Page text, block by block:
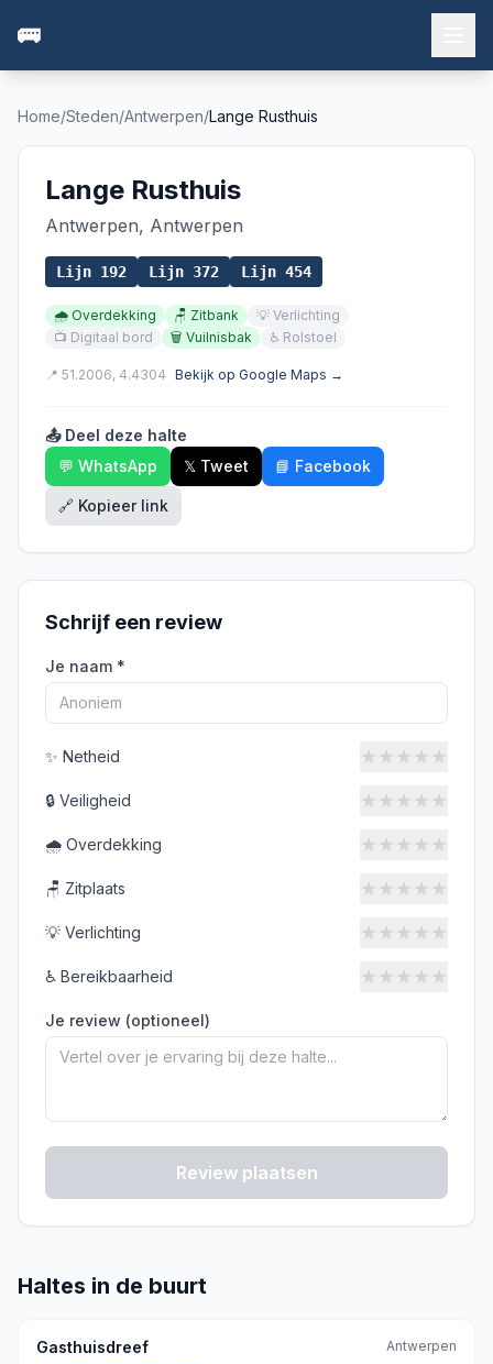
🚌
Home/Steden/Antwerpen/Lange Rusthuis
Lange Rusthuis
Antwerpen, Antwerpen
Lijn 192 Lijn 372 Lijn 454
🌧️ Overdekking 🪑 Zitbank 💡 Verlichting
📺 Digitaal bord 🗑️ Vuilnisbak ♿ Rolstoel
📍 51.2006, 4.4304 Bekijk op Google Maps →
📤 Deel deze halte
💬 WhatsApp
𝕏 Tweet 📘 Facebook
🔗 Kopieer link
Schrijf een review
Je naam *
✨ Netheid ★★★★★
🔒 Veiligheid ★★★★★
🌧️ Overdekking ★★★★★
🪑 Zitplaats ★★★★★
💡 Verlichting ★★★★★
♿ Bereikbaarheid ★★★★★
Je review (optioneel)
Review plaatsen
Haltes in de buurt
Gasthuisdreef Antwerpen